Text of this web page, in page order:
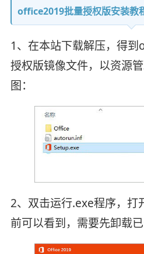
office2019批量授权版安装教
1、在本站下载解压，得
授权版镜像文件，以资源
图：
2、双击运行.exe程序，打
前可以看到，需要先卸载